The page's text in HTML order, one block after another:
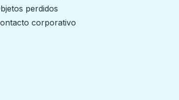
perdidos
corporativo